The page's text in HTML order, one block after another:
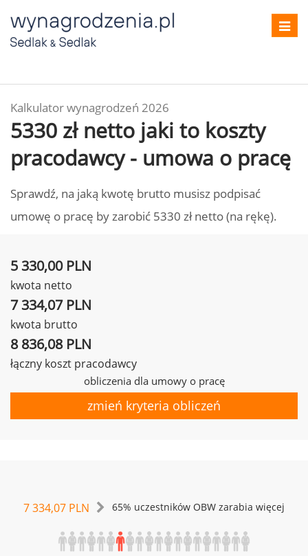
Kalkulator wynagrodzeń 2026
5330 zł netto jaki to koszty
pracodawcy - umowa o pracę
Sprawdź, na jaką kwotę brutto musisz podpisać
umowę o pracę by zarobić 5330 zł netto (na rękę).
5 330,00 PLN
kwota netto
7 334,07 PLN
kwota brutto
8 836,08 PLN
łączny koszt pracodawcy
obliczenia dla umowy o pracę
zmień kryteria obliczeń
7 334,07 PLN 65% uczestników OBW zarabia więcej